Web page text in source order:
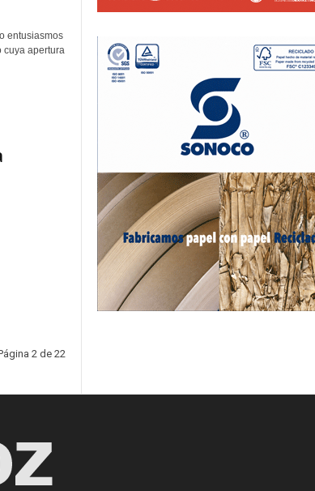
entusiasmos
cuya apertura
2 de 22